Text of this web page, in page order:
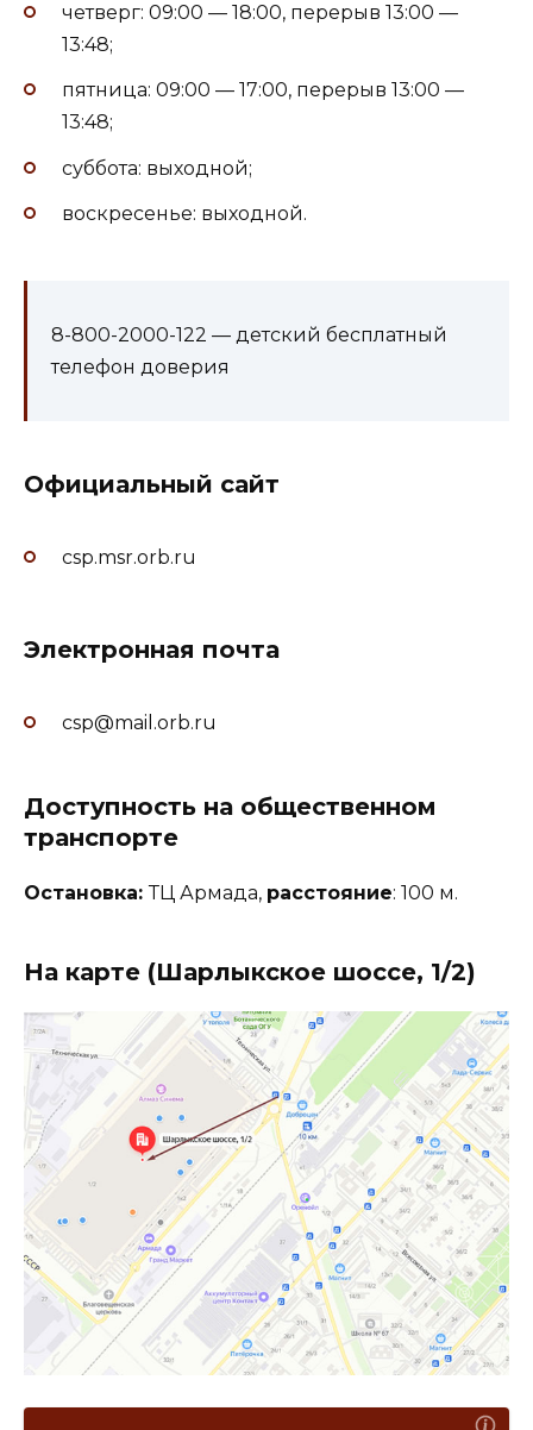
четверг: 09:00 — 18:00, перерыв 13:00 —
13:48;
пятница: 09:00 — 17:00, перерыв 13:00 —
13:48;
суббота: выходной;
воскресенье: выходной.
8-800-2000-122 — детский бесплатный
телефон доверия
Официальный сайт
csp.msr.orb.ru
Электронная почта
csp@mail.orb.ru
Доступность на общественном
транспорте
Остановка:ТЦ Армада, расстояние: 100 м.
На карте (Шарлыкское шоссе, 1/2)